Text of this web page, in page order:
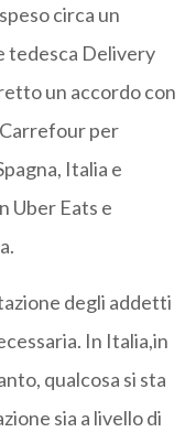
circa un
tedesca Delivery
un accordo con
per
Italia e
Uber Eats e
degli addetti
In Italia,in
qualcosa si sta
sia a livello di